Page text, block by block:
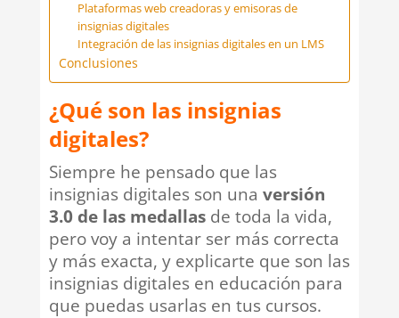
Plataformas web creadoras y emisoras de
insignias digitales
Integración de las insignias digitales en un LMS
Conclusiones
¿Qué son las insignias
digitales?
Siempre he pensado que las
insignias digitales son una versión
3.0 de las medallasde toda la vida,
pero voy a intentar ser más correcta
y más exacta, y explicarte que son las
insignias digitales en educación para
que puedas usarlas en tus cursos.